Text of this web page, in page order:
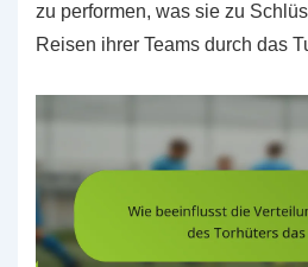
zu performen, was sie zu
Reisen ihrer Teams durch das